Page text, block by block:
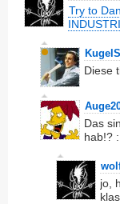
Try to
Diese
Das
hab!?
jo,